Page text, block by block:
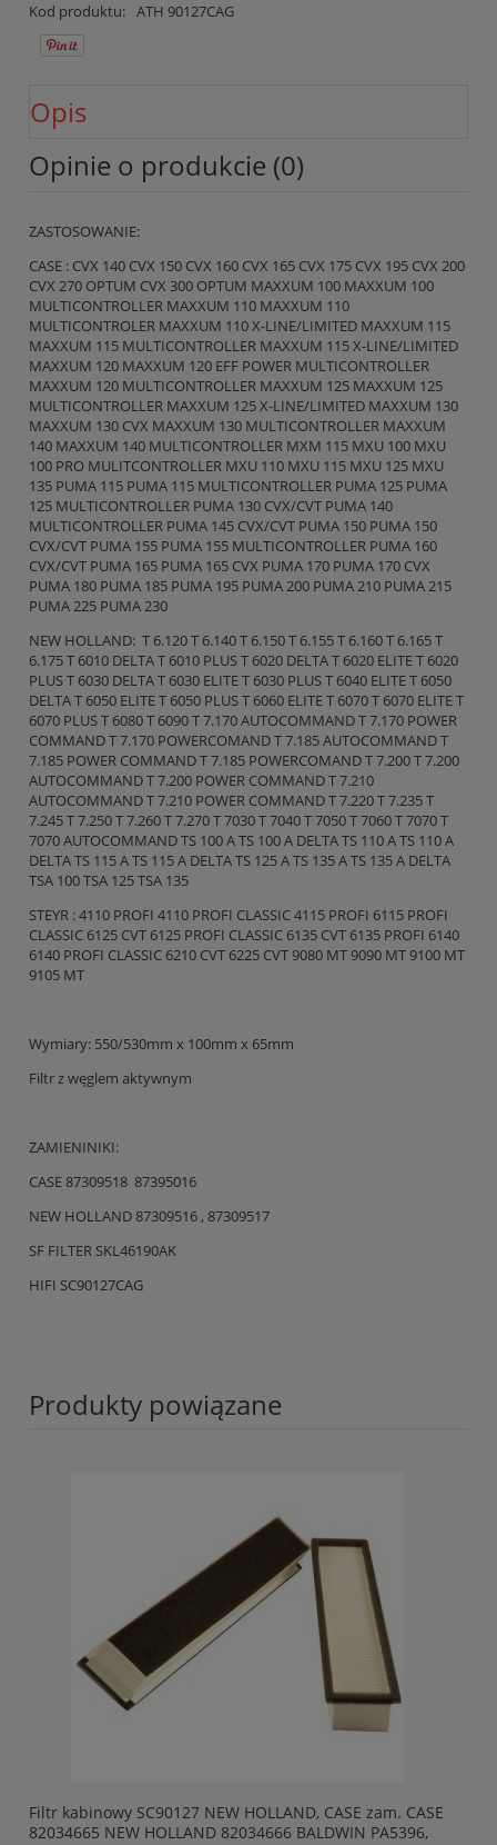
Kod produktu: ATH 90127CAG
Opis
Opinie o produkcie (0)
ZASTOSOWANIE:
CASE : CVX 140 CVX 150 CVX 160 CVX 165 CVX 175 CVX 195 CVX 200
CVX 270 OPTUM CVX 300 OPTUM MAXXUM 100 MAXXUM 100
MULTICONTROLLER MAXXUM 110 MAXXUM 110
MULTICONTROLER MAXXUM 110 X-LINE/LIMITED MAXXUM 115
MAXXUM 115 MULTICONTROLLER MAXXUM 115 X-LINE/LIMITED
MAXXUM 120 MAXXUM 120 EFF POWER MULTICONTROLLER
MAXXUM 120 MULTICONTROLLER MAXXUM 125 MAXXUM 125
MULTICONTROLLER MAXXUM 125 X-LINE/LIMITED MAXXUM 130
MAXXUM 130 CVX MAXXUM 130 MULTICONTROLLER MAXXUM
140 MAXXUM 140 MULTICONTROLLER MXM 115 MXU 100 MXU
100 PRO MULITCONTROLLER MXU 110 MXU 115 MXU 125 MXU
135 PUMA 115 PUMA 115 MULTICONTROLLER PUMA 125 PUMA
125 MULTICONTROLLER PUMA 130 CVX/CVT PUMA 140
MULTICONTROLLER PUMA 145 CVX/CVT PUMA 150 PUMA 150
CVX/CVT PUMA 155 PUMA 155 MULTICONTROLLER PUMA 160
CVX/CVT PUMA 165 PUMA 165 CVX PUMA 170 PUMA 170 CVX
PUMA 180 PUMA 185 PUMA 195 PUMA 200 PUMA 210 PUMA 215
PUMA 225 PUMA 230
NEW HOLLAND: T 6.120 T 6.140 T 6.150 T 6.155 T 6.160 T 6.165 T
6.175 T 6010 DELTA T 6010 PLUS T 6020 DELTA T 6020 ELITE T 6020
PLUS T 6030 DELTA T 6030 ELITE T 6030 PLUS T 6040 ELITE T 6050
DELTA T 6050 ELITE T 6050 PLUS T 6060 ELITE T 6070 T 6070 ELITE T
6070 PLUS T 6080 T 6090 T 7.170 AUTOCOMMAND T 7.170 POWER
COMMAND T 7.170 POWERCOMAND T 7.185 AUTOCOMMAND T
7.185 POWER COMMAND T 7.185 POWERCOMAND T 7.200 T 7.200
AUTOCOMMAND T 7.200 POWER COMMAND T 7.210
AUTOCOMMAND T 7.210 POWER COMMAND T 7.220 T 7.235 T
7.245 T 7.250 T 7.260 T 7.270 T 7030 T 7040 T 7050 T 7060 T 7070 T
7070 AUTOCOMMAND TS 100 A TS 100 A DELTA TS 110 A TS 110 A
DELTA TS 115 A TS 115 A DELTA TS 125 A TS 135 A TS 135 A DELTA
TSA 100 TSA 125 TSA 135
STEYR : 4110 PROFI 4110 PROFI CLASSIC 4115 PROFI 6115 PROFI
CLASSIC 6125 CVT 6125 PROFI CLASSIC 6135 CVT 6135 PROFI 6140
6140 PROFI CLASSIC 6210 CVT 6225 CVT 9080 MT 9090 MT 9100 MT
9105 MT
Wymiary: 550/530mm x 100mm x 65mm
Filtr z węglem aktywnym
ZAMIENINIKI:
CASE 87309518 87395016
NEW HOLLAND 87309516 , 87309517
SF FILTER SKL46190AK
HIFI SC90127CAG
Produkty powiązane
Filtr kabinowy SC90127 NEW HOLLAND, CASE zam. CASE
82034665 NEW HOLLAND 82034666 BALDWIN PA5396,